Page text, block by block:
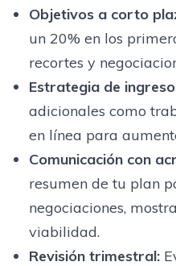
Objetivos a corto
un 20% en los
recortes y
Estrategia de
adicionales como
en línea para
Comunicación con
resumen de tu plan
negociaciones,
viabilidad.
Revisión trimestral: